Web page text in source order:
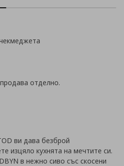
отделно.
ви дава безброй
изцяло кухнята на мечтите си.
в нежно сиво със скосени